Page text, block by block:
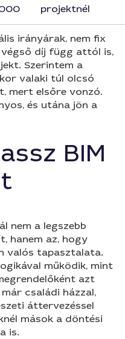
projektnél
irányárak, nem fix
végső díj függ attól is,
Szerintem a
valaki túl olcsó
mert elsőre vonzó.
és utána jön a
BIM
nem a legszebb
hanem az, hogy
valós tapasztalata.
működik, mint
azt
családi házzal,
áttervezéssel
mások a döntési
is.